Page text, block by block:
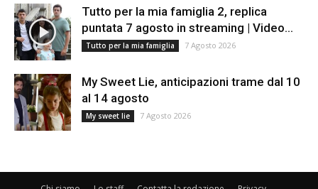
Tutto per la mia famiglia 2, replica
puntata 7 agosto in streaming | Video...
Tutto per la mia famiglia 7 Agosto 2026
My Sweet Lie, anticipazioni trame dal 10
al 14 agosto
My sweet lie 7 Agosto 2026